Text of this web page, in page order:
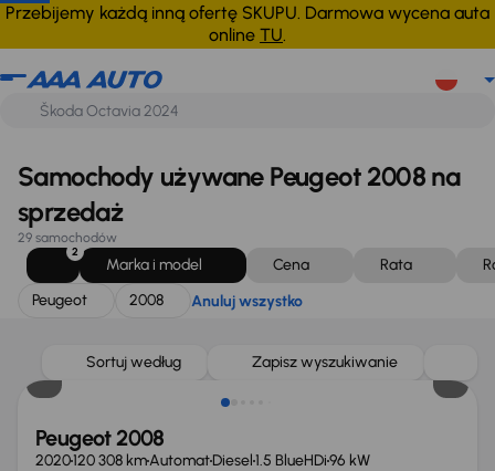
Przebijemy każdą inną ofertę SKUPU. Darmowa wycena auta
online TU.
Peugeot 2008 Anuluj wszystko
Samochody używane Peugeot 2008 na
sprzedaż
29 samochodów
2
Marka i model Cena Rata
Peugeot
2008 Anuluj wszystko
Sortuj według Zapisz wyszukiwanie
Peugeot 2008
2020120 308 kmAutomatDiesel1.5 BlueHDi96 kW